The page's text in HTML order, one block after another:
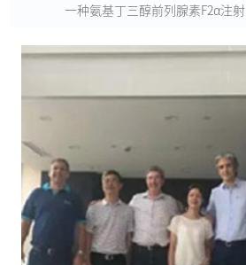
一种氨基丁三醇前列腺素F2α注